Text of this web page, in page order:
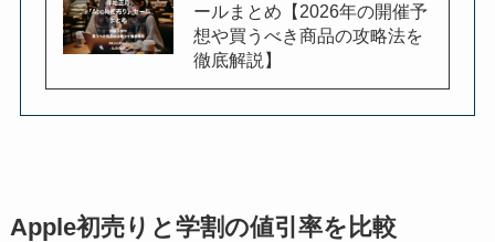
ールまとめ【2026年の開催予
想や買うべき商品の攻略法を
徹底解説】
Apple初売りと学割の値引率を比較